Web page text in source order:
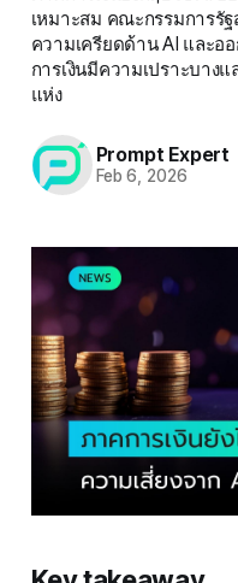
เหมาะสม คณะกรรมการรั
ความเครียดด้าน AI และอ
การเงินมีความเปราะบาง
แห่ง
Prompt Expert
Feb 6, 2026